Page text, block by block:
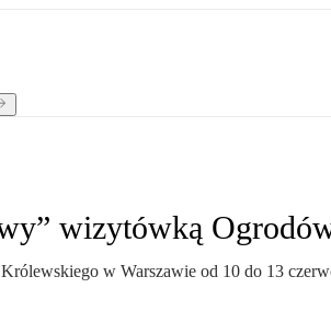
wizytówką
w Warszawie od 10 do 13